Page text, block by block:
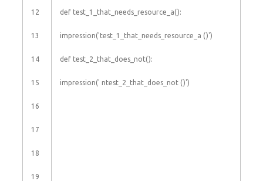
12
13
14
15
16
17
18
19
def test_1_that_needs_resource_a():
impression('test_1_that_needs_resource_a ()')
def test_2_that_does_not():
impression(' ntest_2_that_does_not ()')